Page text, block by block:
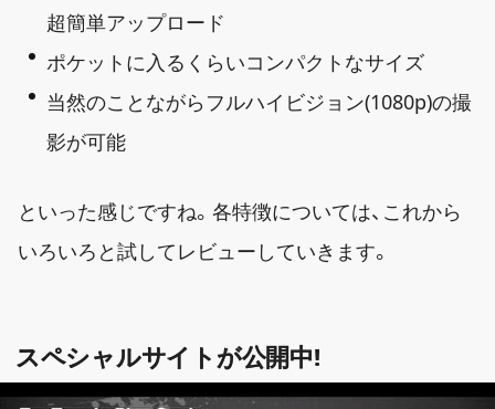
超簡単アップロード
ポケットに入るくらいコンパクトなサイズ
当然のことながらフルハイビジョン(1080p)の撮
影が可能
といった感じですね。各特徴については、これから
いろいろと試してレビューしていきます。
スペシャルサイトが公開中!